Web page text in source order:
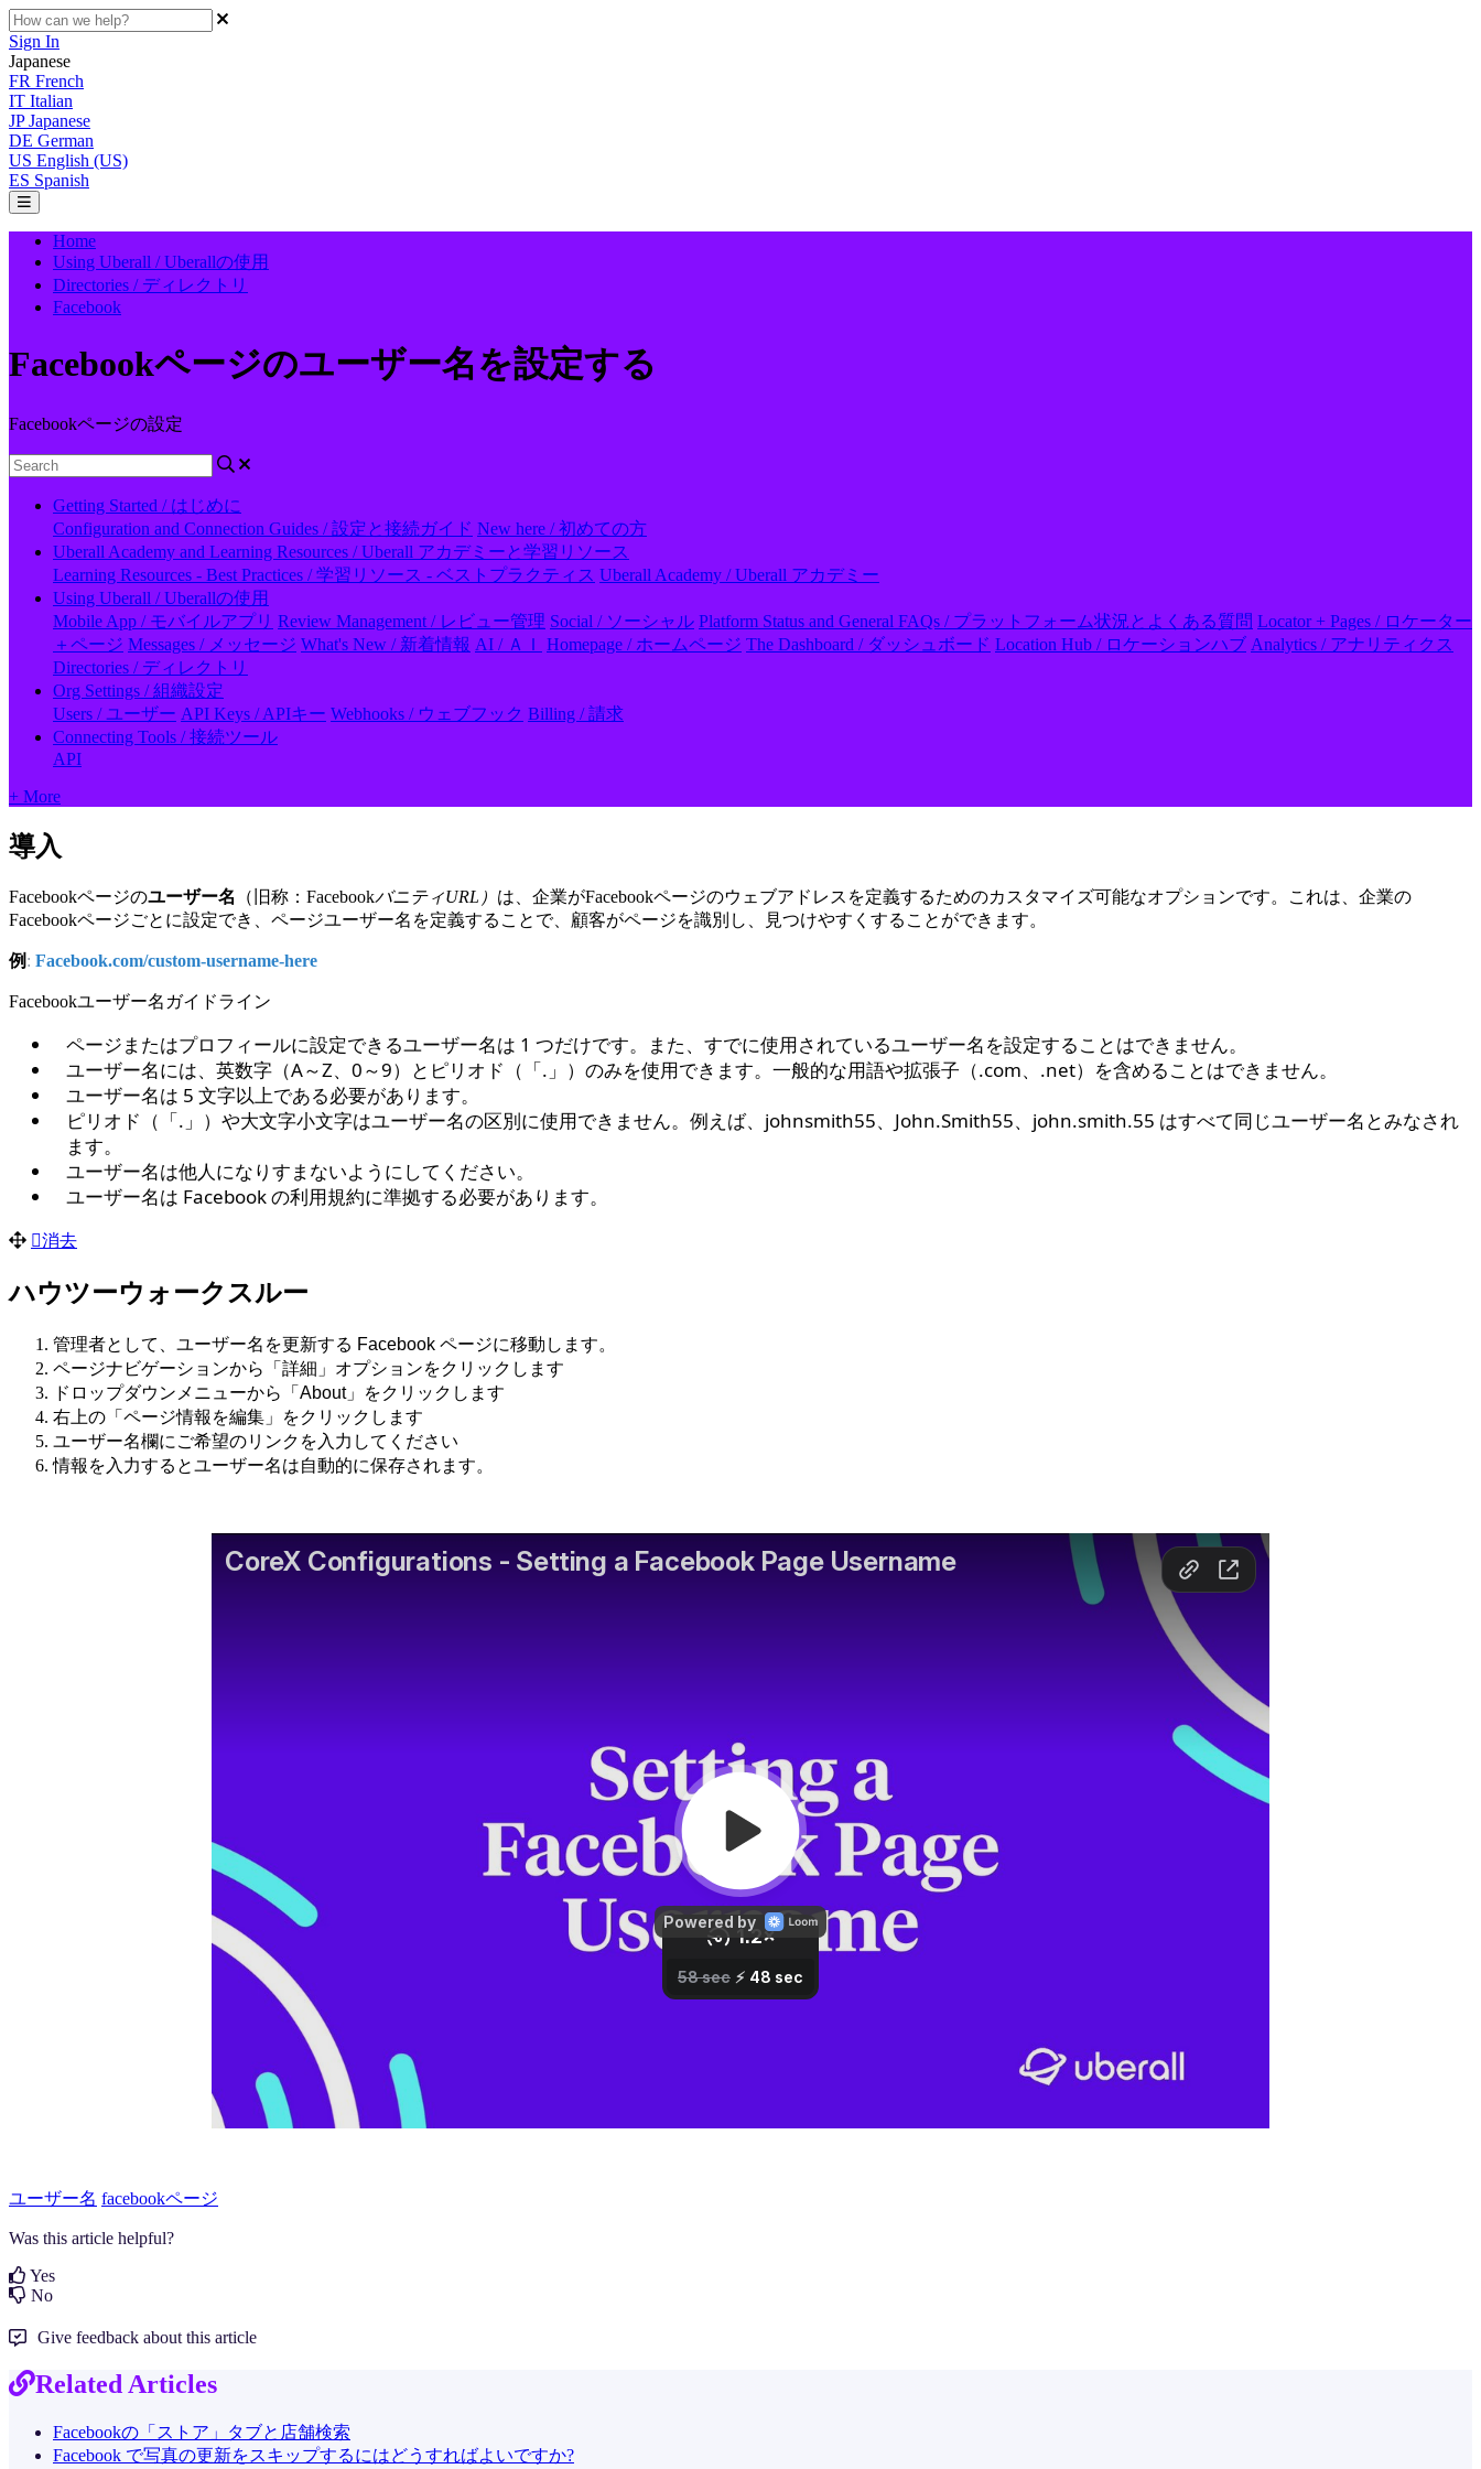
Sign In
Japanese
FR French
IT Italian
JP Japanese
DE German
US English (US)
ES Spanish
Home
Using Uberall / Uberallの使用
Directories / ディレクトリ
Facebook
Facebookページのユーザー名を設定する
Facebookページの設定
Getting Started / はじめに
Configuration and Connection Guides / 設定と接続ガイド New here / 初めての方
Uberall Academy and Learning Resources / Uberall アカデミーと学習リソース
Learning Resources - Best Practices / 学習リソース - ベストプラクティス Uberall Academy / Uberall アカデミー
Using Uberall / Uberallの使用
Mobile App / モバイルアプリ Review Management / レビュー管理 Social / ソーシャル Platform Status and General FAQs / プラットフォーム状況とよくある質問 Locator + Pages / ロケーター
＋ページ Messages / メッセージ What's New / 新着情報 AI / ＡＩ Homepage / ホームページ The Dashboard / ダッシュボード Location Hub / ロケーションハブ Analytics / アナリティクス
Directories / ディレクトリ
Org Settings / 組織設定
Users / ユーザー API Keys / APIキー Webhooks / ウェブフック Billing / 請求
Connecting Tools / 接続ツール
API
+ More
導入
Facebookページのユーザー名 （旧称：FacebookバニティURL） は、企業がFacebookページのウェブアドレスを定義するためのカスタマイズ可能なオプションです。これは、企業の
Facebookページごとに設定でき、ページユーザー名を定義することで、顧客がページを識別し、見つけやすくすることができます。
例 : Facebook.com/custom-username-here
Facebookユーザー名ガイドライン
ページまたはプロフィールに設定できるユーザー名は 1 つだけです。また、すでに使用されているユーザー名を設定することはできません。
ユーザー名には、英数字（A～Z、0～9）とピリオド（「.」）のみを使用できます。一般的な用語や拡張子（.com、.net）を含めることはできません。
ユーザー名は 5 文字以上である必要があります。
ピリオド（「.」）や大文字小文字はユーザー名の区別に使用できません。例えば、johnsmith55、John.Smith55、john.smith.55 はすべて同じユーザー名とみなされ
ます。
ユーザー名は他人になりすまないようにしてください。
ユーザー名は Facebook の利用規約に準拠する必要があります。
消去
ハウツーウォークスルー
管理者として、ユーザー名を更新する Facebook ページに移動します。
ページナビゲーションから「詳細」オプションをクリックします
ドロップダウンメニューから「About」をクリックします
右上の「ページ情報を編集」をクリックします
ユーザー名欄にご希望のリンクを入力してください
情報を入力するとユーザー名は自動的に保存されます。
ユーザー名 facebookページ
Was this article helpful?
Yes
No
Give feedback about this article
Related Articles
Facebookの「ストア」タブと店舗検索
Facebook で写真の更新をスキップするにはどうすればよいですか?